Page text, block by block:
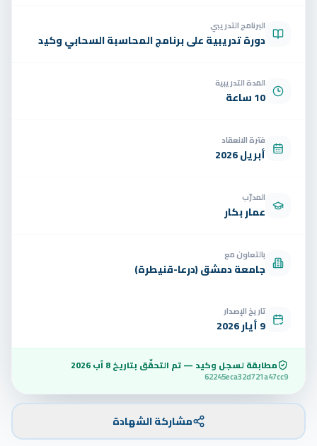
البرنامج التدريبي
دورة تدريبية على برنامج المحاسبة السحابي وكيد
المدة التدريبية
10 ساعة
فترة الانعقاد
أبريل 2026
المدرّب
عمار بكار
بالتعاون مع
جامعة دمشق (درعا-قنيطرة)
تاريخ الإصدار
9 أيار 2026
مطابقة لسجل وكيد — تم التحقّق بتاريخ8 آب 2026
62245eca32d721a47cc9
مشاركة الشهادة